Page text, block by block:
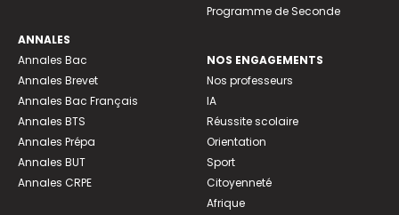
ANNALES
Annales Bac
Annales Brevet
Annales Bac Français
Annales BTS
Annales Prépa
Annales BUT
Annales CRPE
Programme de Seconde
NOS ENGAGEMENTS
Nos professeurs
IA
Réussite scolaire
Orientation
Sport
Citoyenneté
Afrique